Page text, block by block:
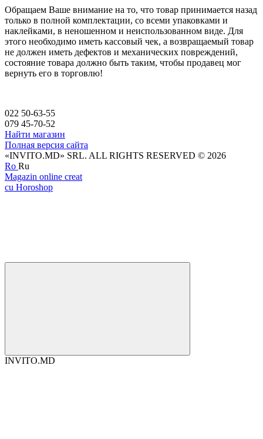
Обращаем Ваше внимание на то, что товар принимается назад
только в полной комплектации, со всеми упаковками и
наклейками, в неношенном и неиспользованном виде. Для
этого необходимо иметь кассовый чек, а возвращаемый товар
не должен иметь дефектов и механических повреждений,
состояние товара должно быть таким, чтобы продавец мог
вернуть его в торговлю!
022 50-63-55
079 45-70-52
Найти магазин
Полная версия сайта
«INVITO.MD» SRL. ALL RIGHTS RESERVED © 2026
Ro Ru
Magazin online creat
cu Horoshop
INVITO.MD